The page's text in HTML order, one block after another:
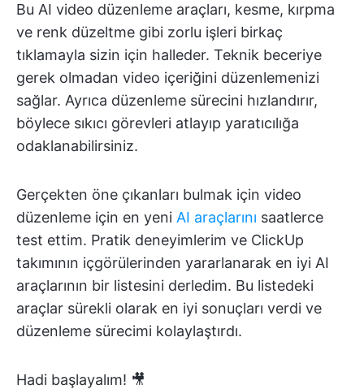
Bu AI video düzenleme araçları, kesme, kırpma
ve renk düzeltme gibi zorlu işleri birkaç
tıklamayla sizin için halleder. Teknik beceriye
gerek olmadan video içeriğini düzenlemenizi
sağlar. Ayrıca düzenleme sürecini hızlandırır,
böylece sıkıcı görevleri atlayıp yaratıcılığa
odaklanabilirsiniz.
Gerçekten öne çıkanları bulmak için video
düzenleme için en yeni AI araçlarını saatlerce
test ettim. Pratik deneyimlerim ve ClickUp
takımının içgörülerinden yararlanarak en iyi AI
araçlarının bir listesini derledim. Bu listedeki
araçlar sürekli olarak en iyi sonuçları verdi ve
düzenleme sürecimi kolaylaştırdı.
Hadi başlayalım! 🎥